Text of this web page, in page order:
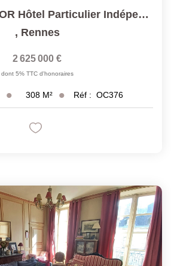
RENNES THABOR Hôtel Particulier Indépendant T10
, Rennes
2 625 000 €
dont 5% TTC d'honoraires
308 M² Réf : OC376